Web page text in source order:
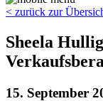
< zurück zur
Sheela
15. September